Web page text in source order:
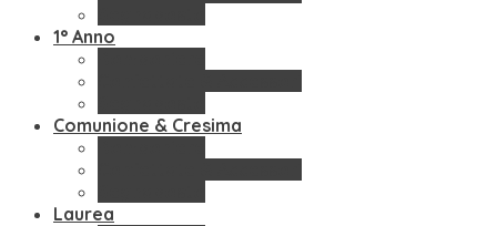
1° Anno
Comunione & Cresima
Laurea